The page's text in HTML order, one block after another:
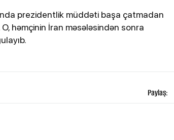
prezidentlik müddəti başa çatmadan
həmçinin İran məsələsindən sonra
Paylaş: